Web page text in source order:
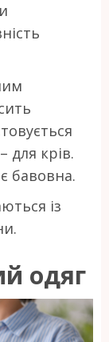
для крів.
бавовна.
із
одяг